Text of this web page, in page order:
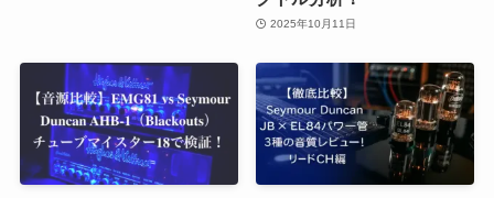
2025年10月11日